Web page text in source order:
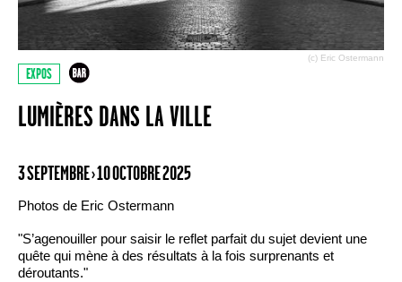
(c) Eric Ostermann
EXPOS
LUMIÈRES DANS LA VILLE
3 SEPTEMBRE › 10 OCTOBRE 2025
Photos de Eric Ostermann
"S’agenouiller pour saisir le reflet parfait du sujet devient une
quête qui mène à des résultats à la fois surprenants et
déroutants."